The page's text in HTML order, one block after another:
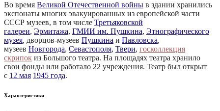
Во время Великой Отечественной войны в здании хранились
экспонаты многих эвакуированных из европейской части
СССР музеев, в том числе Третьяковской
галереи, Эрмитажа, ГМИИ им. Пушкина, Этнографического
музея, дворцов‑музеев Пушкина и Павловска,
музеев Новгорода, Севастополя, Твери, госколлекция
скрипок из Большого театра. На площадях театра хранило
свои фонды или работало 22 учреждения. Театр был открыт
с 12 мая 1945 года.
Характеристики